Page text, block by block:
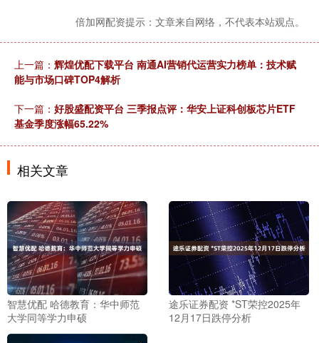
倍加网配资提示：文章来自网络，不代表本站观点。
上一篇： 辉煌优配下载平台 南通AI营销代运营实力榜单：技术赋
能与市场口碑TOP4解析
下一篇： 好股盛配资平台 三季报点评：华安上证科创板芯片ETF
基金季度涨幅65.22%
相关文章
智慧优配 哈德教育：华中师范
大学同等学力申硕
途乐证券配资 *ST荣控2025年
12月17日跌停分析